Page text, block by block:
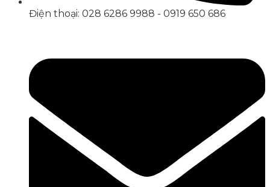
Điện thoại: 028 6286 9988 - 0919 650 686